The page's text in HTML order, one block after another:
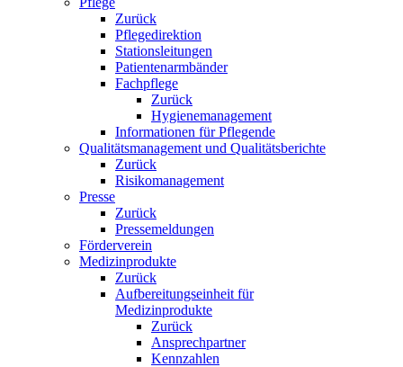
Zurück
Pflegedirektion
Stationsleitungen
Patientenarmbänder
Fachpflege
Zurück
Hygienemanagement
Informationen für Pflegende
Qualitätsmanagement und Qualitätsberichte
Zurück
Risikomanagement
Presse
Zurück
Pressemeldungen
Förderverein
Medizinprodukte
Zurück
Aufbereitungseinheit für
Medizinprodukte
Zurück
Ansprechpartner
Kennzahlen